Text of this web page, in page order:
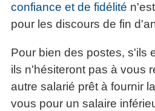
confiance et de fidélité
pour les discours de fin
Pour bien des postes, s'ils
ils n'hésiteront pas à vous
autre salarié prêt à fournir
vous pour un salaire